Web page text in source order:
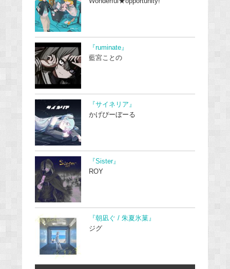
『ruminate』
藍宮ことの
『サイネリア』
かげぴーぼーる
『Sister』
ROY
『朝凪ぐ / 朱夏氷菓』
ジグ